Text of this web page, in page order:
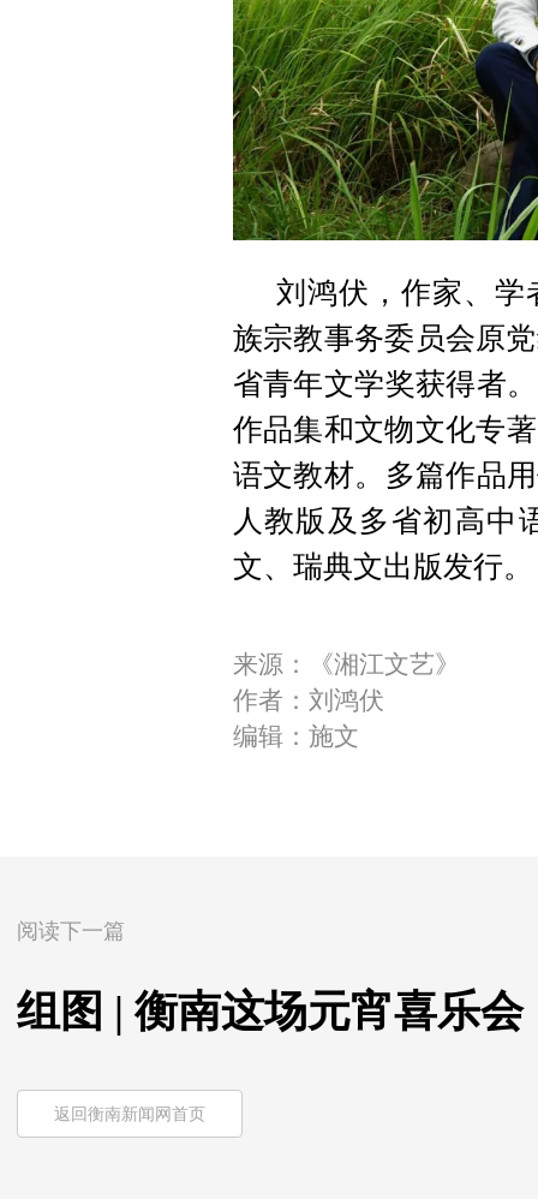
刘鸿伏，作家、学
族宗教事务委员会原
省青年文学奖获得者
作品集和文物文化专
语文教材。多篇作品
人教版及多省初高中
文、瑞典文出版发行。
来源：《湘江文艺》
作者：刘鸿伏
编辑：施文
阅读下一篇
组图 | 衡南这场元宵喜乐会
返回衡南新闻网首页